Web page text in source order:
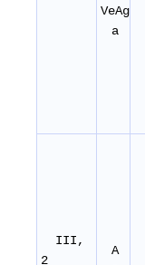
VeAg
a
III,
2
A